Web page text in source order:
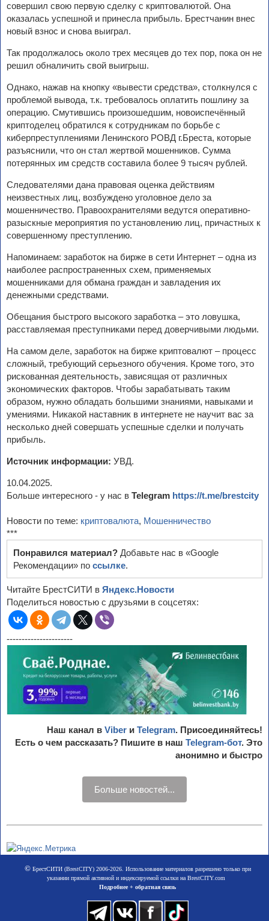
совершил свою первую сделку с криптовалютой. Она
оказалась успешной и принесла прибыль. Брестчанин внес
новый взнос и снова выиграл.
Так продолжалось около трех месяцев до тех пор, пока он не
решил обналичить свой выигрыш.
Однако, нажав на кнопку «вывести средства», столкнулся с
проблемой вывода, т.к. требовалось оплатить пошлину за
операцию. Смутившись произошедшим, новоиспечённый
криптоделец обратился к сотрудникам по борьбе с
киберпреступлениями Ленинского РОВД г.Бреста, которые
разъяснили, что он стал жертвой мошенников. Сумма
потерянных им средств составила более 9 тысяч рублей.
Следователями дана правовая оценка действиям
неизвестных лиц, возбуждено уголовное дело за
мошенничество. Правоохранителями ведутся оперативно-
разыскные мероприятия по установлению лиц, причастных к
совершенному преступлению.
Напоминаем: заработок на бирже в сети Интернет – одна из
наиболее распространенных схем, применяемых
мошенниками для обмана граждан и завладения их
денежными средствами.
Обещания быстрого высокого заработка – это ловушка,
расставляемая преступниками перед доверчивыми людьми.
На самом деле, заработок на бирже криптовалют – процесс
сложный, требующий серьезного обучения. Кроме того, это
рискованная деятельность, зависящая от различных
экономических факторов. Чтобы зарабатывать таким
образом, нужно обладать большими знаниями, навыками и
умениями. Никакой наставник в интернете не научит вас за
несколько дней совершать успешные сделки и получать
прибыль.
Источник информации: УВД.
10.04.2025.
Больше интересного - у нас в Telegram https://t.me/brestcity
Новости по теме: криптовалюта, Мошенничество
***
Понравился материал? Добавьте нас в «Google
Рекомендации» по ссылке.
Читайте БрестСИТИ в Яндекс.Новости
Поделиться новостью с друзьями в соцсетях:
----------------------
Наш канал в Viber и Telegram. Присоединяйтесь!
Есть о чем рассказать? Пишите в наш Telegram-бот. Это
анонимно и быстро
Больше новостей...
©БрестСИТИ (BrestCITY) 2006-2026. Использование материалов разрешено только при
указании прямой активной и индексируемой ссылки на BrestCITY.com
Подробнее + обратная связь